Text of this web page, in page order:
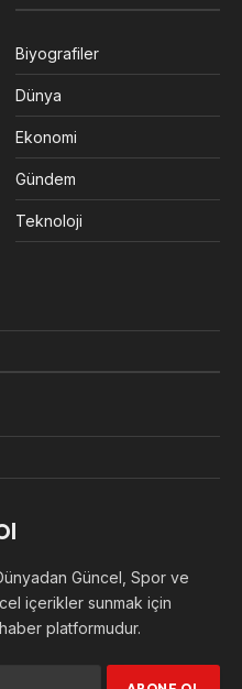
Biyografiler
Dünya
Ekonomi
Gündem
Teknoloji
Güncel, Spor ve
içerikler sunmak için
platformudur.